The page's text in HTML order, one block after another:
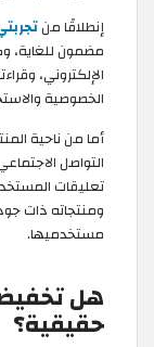
إنطلاقًا من
مضمون للغاية،
الإلكتروني،
الخصوصية
أما من ناحية
التواصل
تعليقات
ومنتجاته ذات
مستخدميها.
هل
حقيقية؟